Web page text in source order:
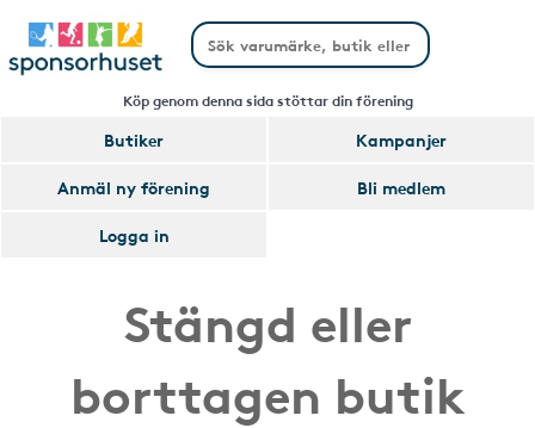
Köp genom denna sida stöttar din förening
Butiker
Kampanjer
Anmäl ny förening
Bli medlem
Logga in
Stängd eller
borttagen butik